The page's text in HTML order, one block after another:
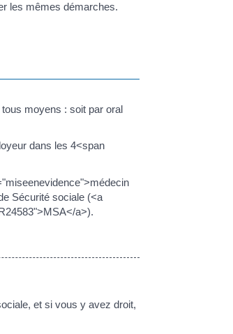
les mêmes démarches.
moyens : soit par oral
dans les 4<span
Sécurité sociale (<a
a>).
et si vous y avez droit,